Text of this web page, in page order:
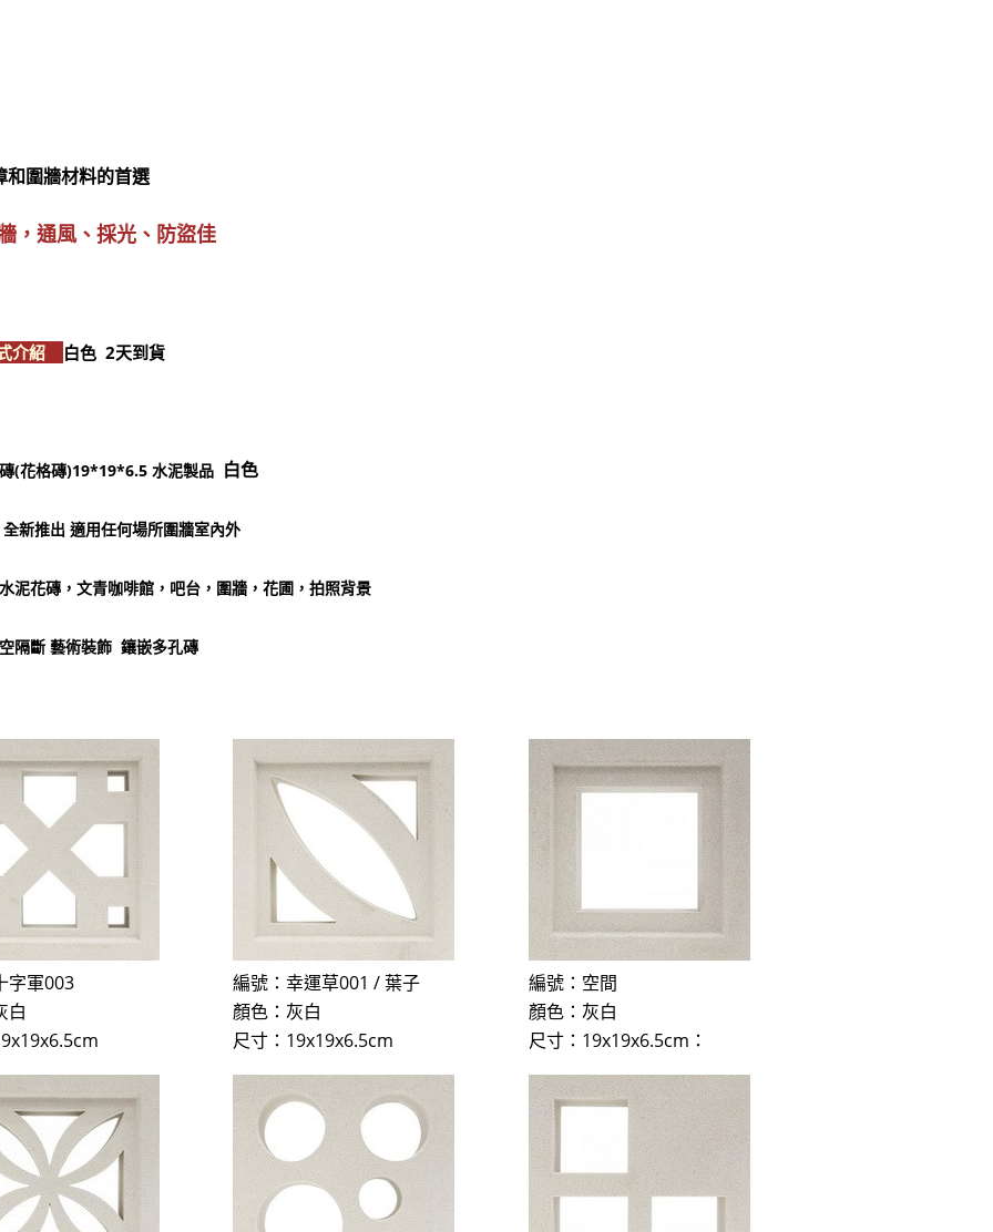
和圍牆材料的首選
，通風、採光、防盜佳
介紹 白色 2天到貨
(花格磚)19*19*6.5 水泥製品 白色
新推出 適用任何場所圍牆室內外
泥花磚，文青咖啡館，吧台，圍牆，花圃，拍照背景
隔斷 藝術裝飾 鑲嵌多孔磚
字軍003
白
編號：幸運草001 / 葉子
顏色：灰白
尺寸：19x19x6.5cm
編號：空間
顏色：灰白
尺寸：19x19x6.5cm：